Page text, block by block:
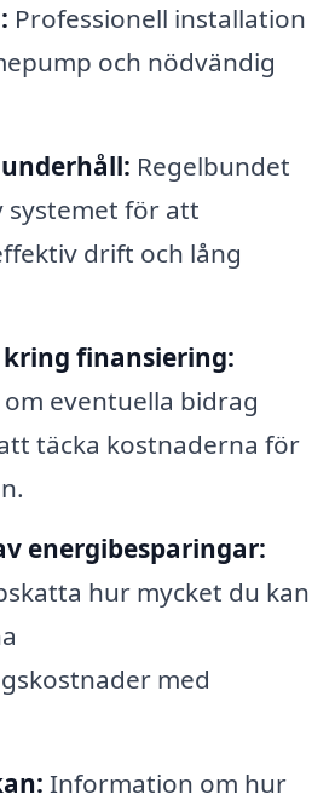
Professionell installation
och nödvändig
Regelbundet
systemet för att
drift och lång
finansiering:
eventuella bidrag
täcka kostnaderna för
energibesparingar:
hur mycket du kan
med
Information om hur